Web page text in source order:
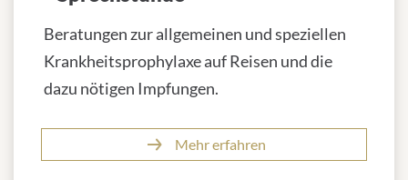
Beratungen zur allgemeinen und speziellen
Krankheitsprophylaxe auf Reisen und die
dazu nötigen Impfungen.
Mehr erfahren